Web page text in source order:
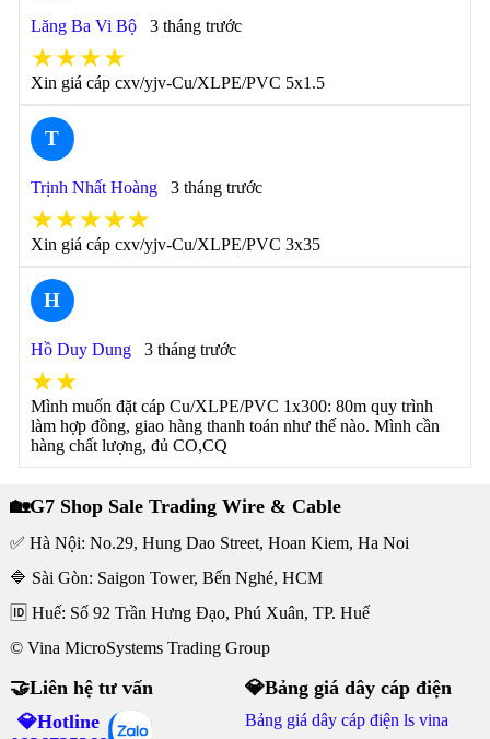
Lăng Ba Vi Bộ 3 tháng trước
★★★★
Xin giá cáp cxv/yjv-Cu/XLPE/PVC 5x1.5
T
Trịnh Nhất Hoàng 3 tháng trước
★★★★★
Xin giá cáp cxv/yjv-Cu/XLPE/PVC 3x35
H
Hồ Duy Dung 3 tháng trước
★★
Mình muốn đặt cáp Cu/XLPE/PVC 1x300: 80m quy trình
làm hợp đồng, giao hàng thanh toán như thế nào. Mình cần
hàng chất lượng, đủ CO,CQ
🏡G7 Shop Sale Trading Wire & Cable
✅ Hà Nội: No.29, Hung Dao Street, Hoan Kiem, Ha Noi
🔷 Sài Gòn: Saigon Tower, Bến Nghé, HCM
🆔 Huế: Số 92 Trần Hưng Đạo, Phú Xuân, TP. Huế
© Vina MicroSystems Trading Group
🤝Liên hệ tư vấn
💎Hotline
💎Bảng giá dây cáp điện
Bảng giá dây cáp điện ls vina